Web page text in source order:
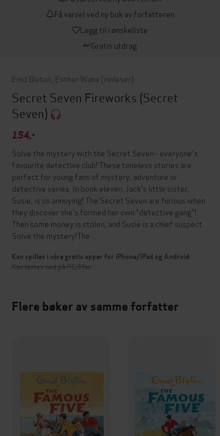
Få varsel ved ny bok av forfatteren
Legg til i ønskeliste
Gratis utdrag
Enid Blyton Esther Wane (innleser)
Secret Seven Fireworks (Secret
Seven)
154,-
Solve the mystery with the Secret Seven - everyone's
favourite detective club! These timeless stories are
perfect for young fans of mystery, adventure or
detective series. In book eleven, Jack's little sister,
Susie, is so annoying! The Secret Seven are furious when
they discover she's formed her own "detective gang"!
Then some money is stolen, and Susie is a chief suspect.
Solve the mystery!The …
Kan spilles i våre gratis apper for iPhone/iPad og Android
Kan lastes ned på PC/Mac
Flere bøker av samme forfatter